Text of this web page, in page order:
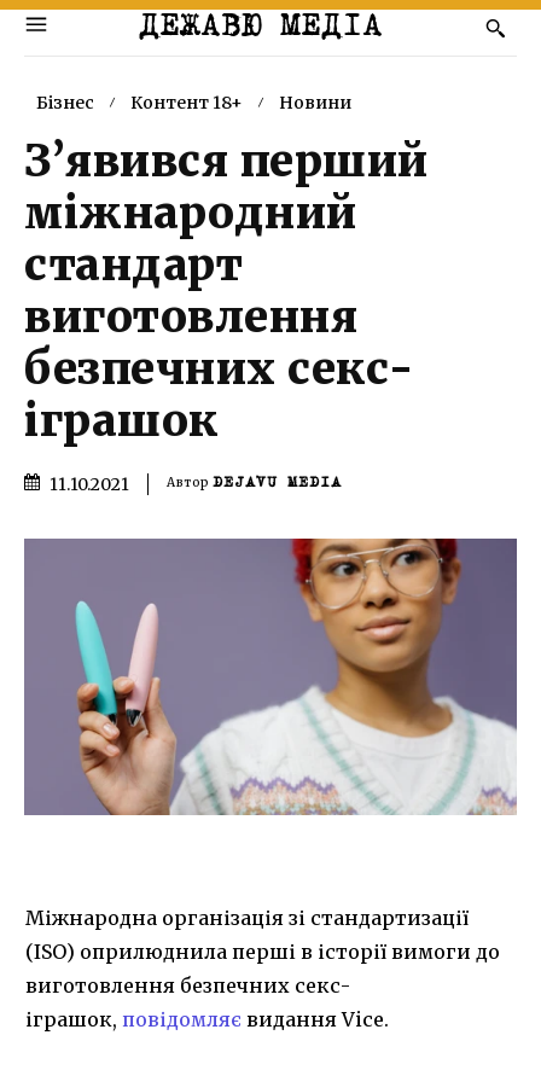
ДЕЖАВЮ МЕДІА
Бізнес Контент 18+ Новини
З’явився перший
міжнародний
стандарт
виготовлення
безпечних секс-
іграшок
11.10.2021 Автор DEJAVU MEDIA
Міжнародна організація зі стандартизації
(ISO) оприлюднила перші в історії вимоги до
виготовлення безпечних секс-
іграшок, повідомляє видання Vice.